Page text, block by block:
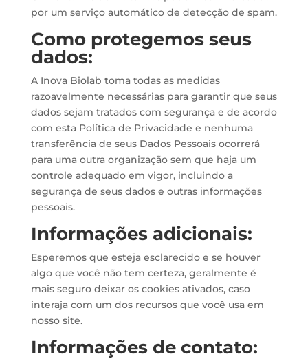
por um serviço automático de detecção de spam.
Como protegemos seus
dados:
A Inova Biolab toma todas as medidas
razoavelmente necessárias para garantir que seus
dados sejam tratados com segurança e de acordo
com esta Política de Privacidade e nenhuma
transferência de seus Dados Pessoais ocorrerá
para uma outra organização sem que haja um
controle adequado em vigor, incluindo a
segurança de seus dados e outras informações
pessoais.
Informações adicionais:
Esperemos que esteja esclarecido e se houver
algo que você não tem certeza, geralmente é
mais seguro deixar os cookies ativados, caso
interaja com um dos recursos que você usa em
nosso site.
Informações de contato: